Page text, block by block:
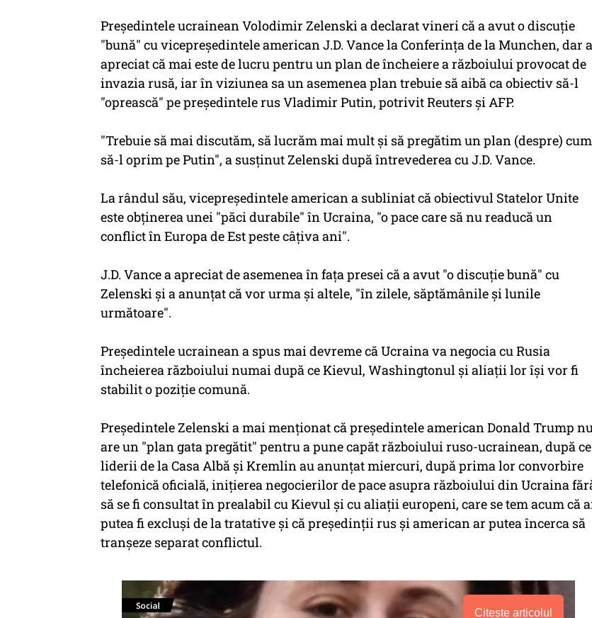
Preşedintele ucrainean Volodimir Zelenski a declarat vineri că a avut o discuţie
"bună" cu vicepreşedintele american J.D. Vance la Conferinţa de la Munchen, dar a
apreciat că mai este de lucru pentru un plan de încheiere a războiului provocat de
invazia rusă, iar în viziunea sa un asemenea plan trebuie să aibă ca obiectiv să-l
"oprească" pe preşedintele rus Vladimir Putin, potrivit Reuters şi AFP.
"Trebuie să mai discutăm, să lucrăm mai mult şi să pregătim un plan (despre) cum
să-l oprim pe Putin", a susţinut Zelenski după întrevederea cu J.D. Vance.
La rândul său, vicepreşedintele american a subliniat că obiectivul Statelor Unite
este obţinerea unei "păci durabile" în Ucraina, "o pace care să nu readucă un
conflict în Europa de Est peste câţiva ani".
J.D. Vance a apreciat de asemenea în faţa presei că a avut "o discuţie bună" cu
Zelenski şi a anunţat că vor urma şi altele, "în zilele, săptămânile şi lunile
următoare".
Preşedintele ucrainean a spus mai devreme că Ucraina va negocia cu Rusia
încheierea războiului numai după ce Kievul, Washingtonul şi aliaţii lor îşi vor fi
stabilit o poziţie comună.
Preşedintele Zelenski a mai menţionat că preşedintele american Donald Trump
are un "plan gata pregătit" pentru a pune capăt războiului ruso-ucrainean, după ce
liderii de la Casa Albă şi Kremlin au anunţat miercuri, după prima lor convorbire
telefonică oficială, iniţierea negocierilor de pace asupra războiului din Ucraina
să se fi consultat în prealabil cu Kievul şi cu aliaţii europeni, care se tem acum că
putea fi excluşi de la tratative şi că preşedinţii rus şi american ar putea încerca să
tranşeze separat conflictul.
Citește articolul